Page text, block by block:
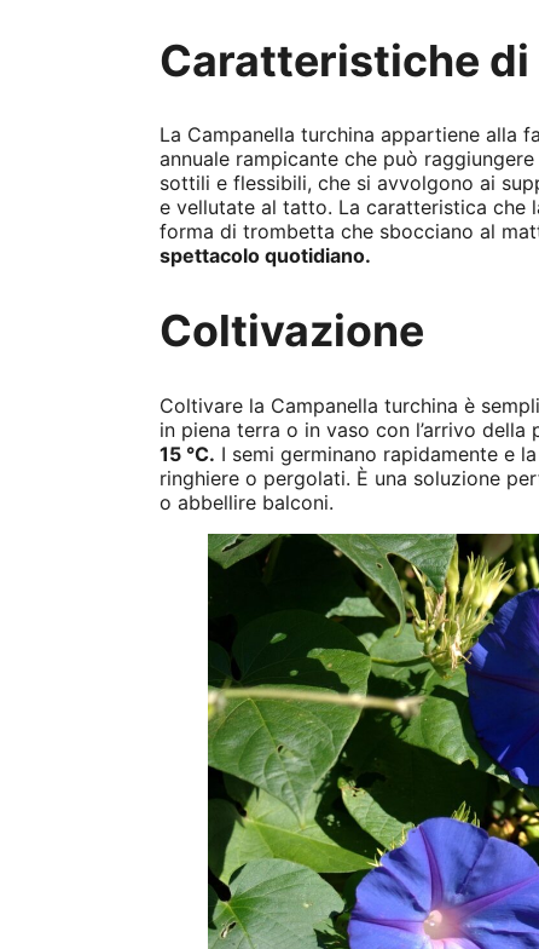
Caratteristiche
La Campanella turchina appartiene alla
annuale rampicante che può
sottili e flessibili, che si avvolgono ai
e vellutate al tatto. La caratteristica che
forma di trombetta che sbocciano al
spettacolo quotidiano.
Coltivazione
Coltivare la Campanella turchina è
in piena terra o in vaso con l’arrivo
15 °C. I semi germinano rapidamente e
ringhiere o pergolati. È una soluzione
o abbellire balconi.